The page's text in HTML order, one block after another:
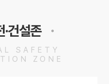
건설존
SAFETY
ZONE